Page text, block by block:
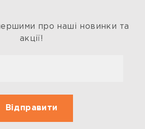
про наші новинки та
акції!